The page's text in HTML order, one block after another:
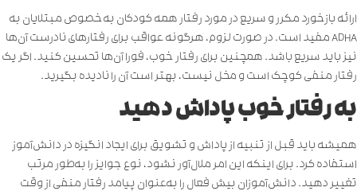
ارائه بازخورد مکرر و سریع در مورد رفتار همه کودکان به‌خصوص مبتلایان به
ADHA مفید است. در صورت لزوم، هرگونه عواقب برای رفتارهای نادرست آن‌ها
نیز باید سریع باشد. همچنین برای رفتار خوب، فورا آن‌ها تحسین کنید. اگر یک
رفتار منفی کوچک است و مخل نیست، بهتر است آن را نادیده بگیرید.
به رفتار خوب پاداش دهید
همیشه باید قبل از تنبیه از پاداش و تشویق برای ایجاد انگیزه در دانش‌آموز
استفاده کرد. برای اینکه این امر ملال‌آور نشود، نوع جوایز را به‌طور مرتب
تغییر دهید. دانش‌آموزان بیش فعال را به‌عنوان پیامد رفتار منفی از وقت